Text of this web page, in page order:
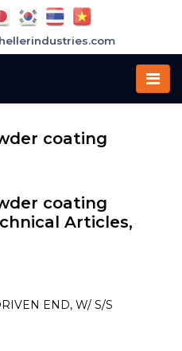
coating
coating
Articles,
END, W/ S/S